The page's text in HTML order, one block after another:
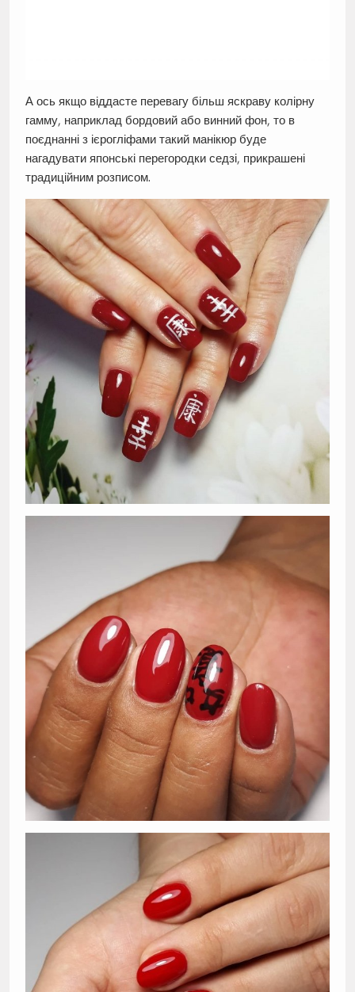
А ось якщо віддасте перевагу більш яскраву колірну
гамму, наприклад бордовий або винний фон, то в
поєднанні з ієрогліфами такий манікюр буде
нагадувати японські перегородки седзі, прикрашені
традиційним розписом.